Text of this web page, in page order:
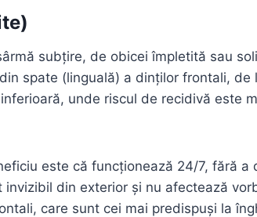
subțire, de obicei împletită sau
spate (linguală) a dinților frontali, de
unde riscul de recidivă este
este că funcționează 24/7, fără a
invizibil din exterior și nu afectează
care sunt cei mai predispuși la